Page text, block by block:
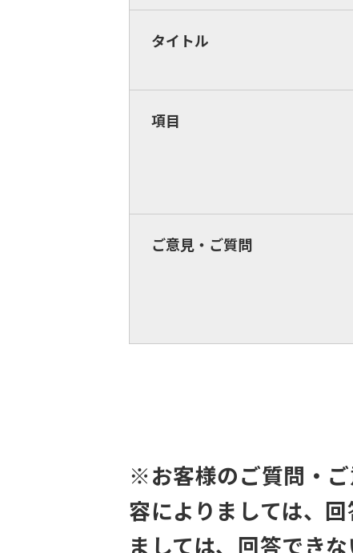
タイトル
項目
ご意見・ご質問
※お客様のご質問・
容によりましては、
ましては、回答でき